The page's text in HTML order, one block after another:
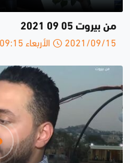
من بيروت 05 09 2021
2021/09/15 الأربعاء 09:15 ص